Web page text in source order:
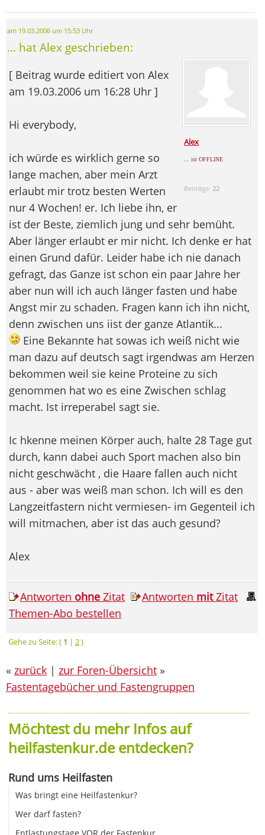
am 19.03.2006 um 15:53 Uhr
... hat Alex geschrieben:
Alex
... ist OFFLINE
Beiträge: 22
[ Beitrag wurde editiert von Alex
am 19.03.2006 um 16:28 Uhr ]
Hi everybody,
ich würde es wirklich gerne so
lange machen, aber mein Arzt
erlaubt mir trotz besten Werten
nur 4 Wochen! er. Ich liebe ihn, er
ist der Beste, ziemlich jung und sehr bemüht.
Aber länger erlaubt er mir nicht. Ich denke er hat
einen Grund dafür. Leider habe ich nie danach
gefragt, das Ganze ist schon ein paar Jahre her
aber nun will ich auch länger fasten und habe
Angst mir zu schaden. Fragen kann ich ihn nicht,
denn zwischen uns iist der ganze Atlantik...
Eine Bekannte hat sowas ich weiß nicht wie
man dazu auf deutsch sagt irgendwas am Herzen
bekommen weil sie keine Proteine zu sich
genommen hat wo es eine Zwischen schlag
macht. Ist irreperabel sagt sie.
Ic hkenne meinen Körper auch, halte 28 Tage gut
durch, kann dabei auch Sport machen also bin
nicht geschwächt , die Haare fallen auch nicht
aus - aber was weiß man schon. Ich will es den
Langzeitfastern nicht vermiesen- im Gegenteil ich
will mitmachen, aber ist das auch gesund?
Alex
Antworten ohne Zitat Antworten mitZitat
Themen-Abo bestellen
Gehe zu Seite: ( 1 | 2)
« zurück | zur Foren-Übersicht »
Fastentagebücher und Fastengruppen
Möchtest du mehr Infos auf
heilfastenkur.de entdecken?
Rund ums Heilfasten
Was bringt eine Heilfastenkur?
Wer darf fasten?